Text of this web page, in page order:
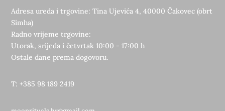
Adresa ureda i trgovine: Tina Ujevića 4, 40000 Čakovec (obrt
Simha)
Radno vrijeme trgovine:
Utorak, srijeda i četvrtak 10:00 - 17:00 h
Ostale dane prema dogovoru.
T: +385 98 189 2419